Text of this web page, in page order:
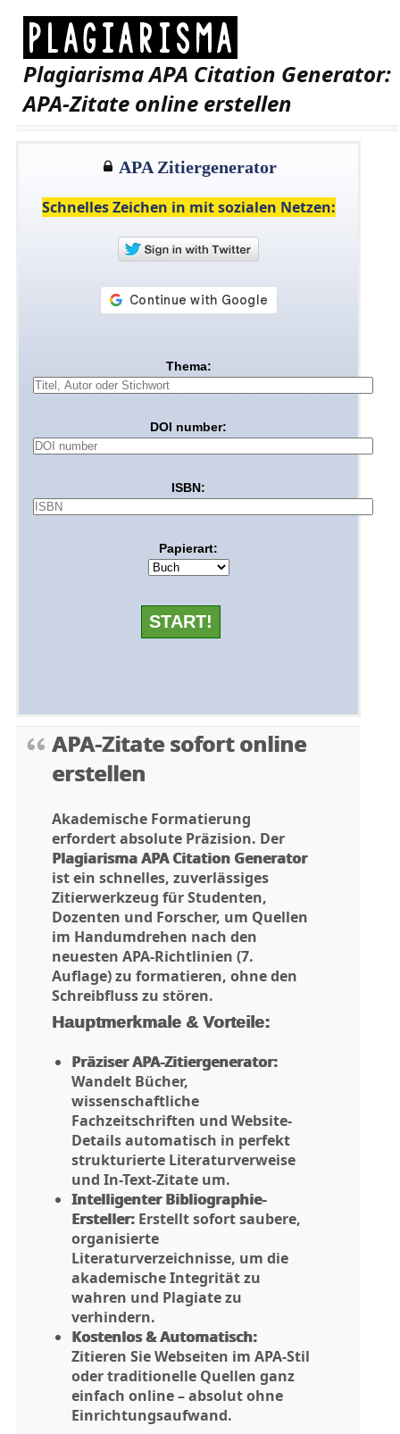
Plagiarisma APA Citation Generator:
APA-Zitate online erstellen
APA Zitiergenerator
Schnelles Zeichen in mit sozialen Netzen:
Thema:
DOI number:
ISBN:
Papierart:
APA-Zitate sofort online
erstellen
Akademische Formatierung
erfordert absolute Präzision. Der
Plagiarisma APA Citation Generator
ist ein schnelles, zuverlässiges
Zitierwerkzeug für Studenten,
Dozenten und Forscher, um Quellen
im Handumdrehen nach den
neuesten APA-Richtlinien (7.
Auflage) zu formatieren, ohne den
Schreibfluss zu stören.
Hauptmerkmale & Vorteile:
Präziser APA-Zitiergenerator:
Wandelt Bücher,
wissenschaftliche
Fachzeitschriften und Website-
Details automatisch in perfekt
strukturierte Literaturverweise
und In-Text-Zitate um.
Intelligenter Bibliographie-
Ersteller: Erstellt sofort saubere,
organisierte
Literaturverzeichnisse, um die
akademische Integrität zu
wahren und Plagiate zu
verhindern.
Kostenlos & Automatisch:
Zitieren Sie Webseiten im APA-Stil
oder traditionelle Quellen ganz
einfach online – absolut ohne
Einrichtungsaufwand.